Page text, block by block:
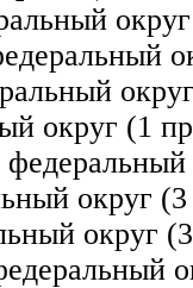
округ (1
округ (3
округ